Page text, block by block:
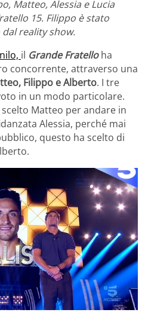
Matteo, Alessia e Lucia
15. Filippo è stato
reality show.
il Grande Fratelloha
concorrente, attraverso una
Filippo e Alberto. I tre
in un modo particolare.
Matteo per andare in
Alessia, perché mai
questo ha scelto di